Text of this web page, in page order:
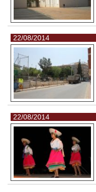
22/08/2014
22/08/2014